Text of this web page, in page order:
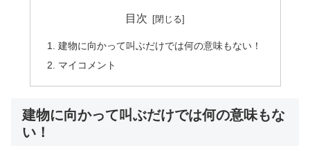
目次
建物に向かって叫ぶだけでは何の意味もない！
マイコメント
建物に向かって叫ぶだけでは何の意味もな
い！